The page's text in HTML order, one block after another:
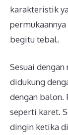
karakteristik
begitu tebal.
Sesuai
didukung
dengan balon.
seperti karet.
dingin ketika